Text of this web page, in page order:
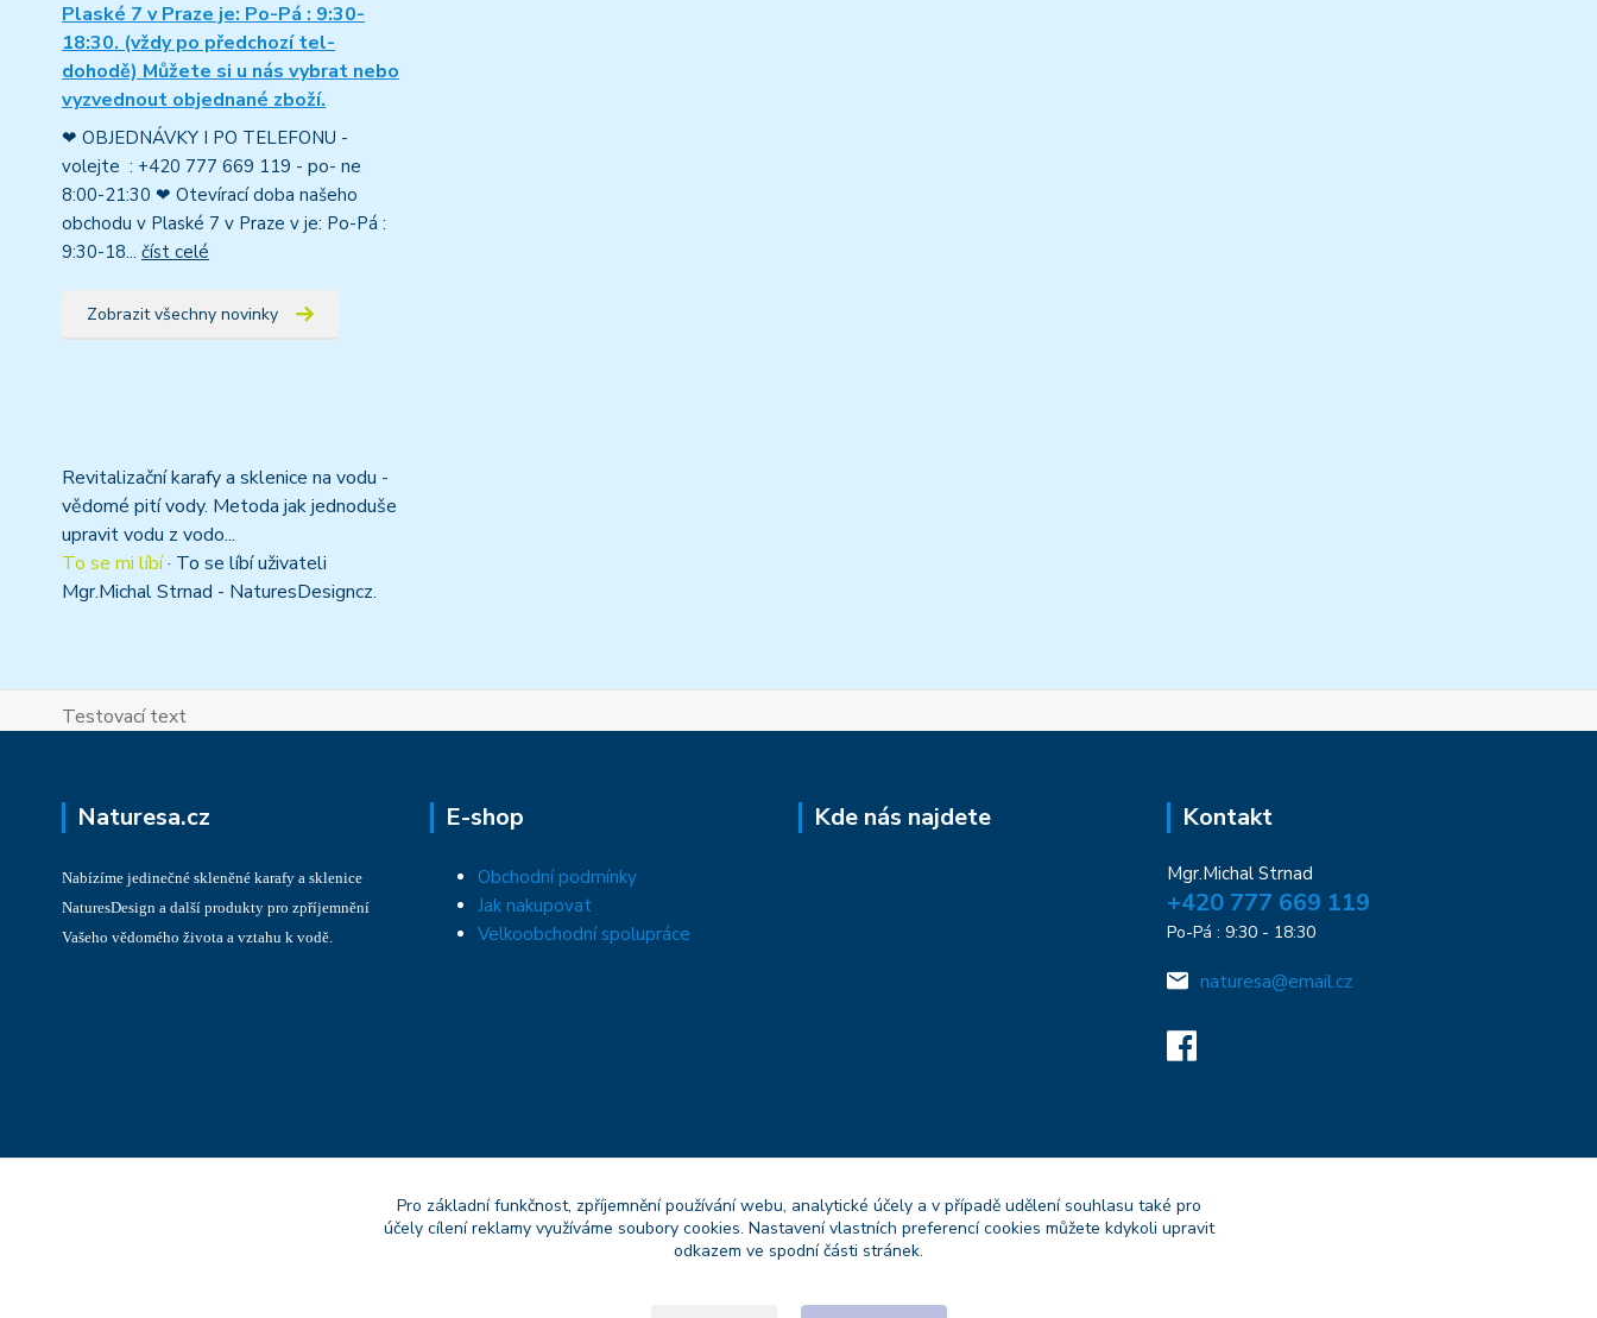
Plaské 7 v Praze je: Po-Pá : 9:30-
18:30. (vždy po předchozí tel-
dohodě) Můžete si u nás vybrat nebo
vyzvednout objednané zboží.
❤ OBJEDNÁVKY I PO TELEFONU -
volejte : +420 777 669 119 - po- ne
8:00-21:30 ❤ Otevírací doba našeho
obchodu v Plaské 7 v Praze v je: Po-Pá :
9:30-18... číst celé
Zobrazit všechny novinky
Revitalizační karafy a sklenice na vodu -
vědomé pití vody. Metoda jak jednoduše
upravit vodu z vodo...
To se mi líbí· To se líbí uživateli
Mgr.Michal Strnad - NaturesDesigncz.
Testovací text
Naturesa.cz
Nabízíme jedinečné skleněné karafy a sklenice
NaturesDesign a další produkty pro zpříjemnění
Vašeho vědomého života a vztahu k vodě.
E-shop
Obchodní podmínky
Jak nakupovat
Velkoobchodní spolupráce
Kde nás najdete Kontakt
Mgr.Michal Strnad
+420 777 669 119
Po-Pá : 9:30 - 18:30
naturesa@email.cz
Pro základní funkčnost, zpříjemnění používání webu, analytické účely a v případě udělení souhlasu také pro
účely cílení reklamy využíváme soubory cookies. Nastavení vlastních preferencí cookies můžete kdykoli upravit
odkazem ve spodní části stránek.